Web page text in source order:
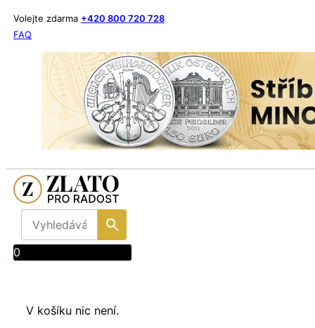
Volejte zdarma +420 800 720 728
FAQ
0
V košíku nic není.